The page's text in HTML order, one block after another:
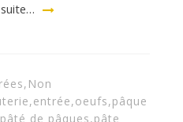
, Non
,entrée,oeufs,pâque
pâté de pâques,pâte